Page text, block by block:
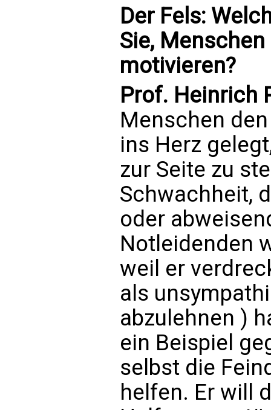
Der Fels:
Sie,
motivieren?
Prof. Heinrich
Menschen
ins Herz
zur Seite zu
Schwachheit,
oder
Notleidenden
weil er
als
abzulehnen )
ein Beispiel
selbst die
helfen. Er will